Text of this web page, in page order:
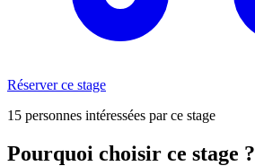
Réserver ce stage
15 personnes intéressées par ce stage
Pourquoi choisir ce stage ?